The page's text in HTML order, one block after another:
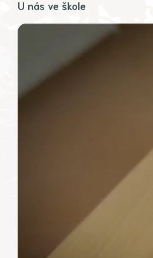
U nás ve škole